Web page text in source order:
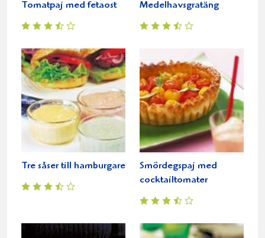
Tomatpaj med fetaost Medelhavsgratäng
Tre såser till hamburgare
Smördegspaj med
cocktailtomater